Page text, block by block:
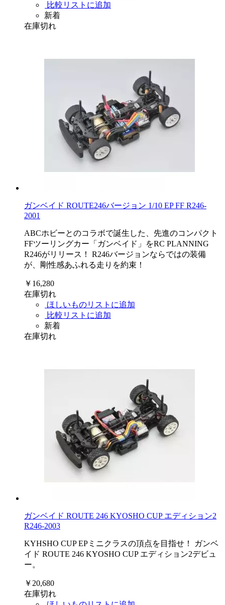
比較リストに追加
新着
在庫切れ
ガンベイド ROUTE246バージョン 1/10 EP FF R246-
2001
ABCホビーとのコラボで誕生した、先進のコンパクト
FFツーリングカー「ガンベイド」をRC PLANNING
R246がリリース！ R246バージョンならではの装備
が、剛性感あふれる走りを約束！
￥16,280
在庫切れ
ほしいものリストに追加
比較リストに追加
新着
在庫切れ
ガンベイド ROUTE 246 KYOSHO CUP エディション2
R246-2003
KYHSHO CUP EPミニクラスの頂点を目指せ！ ガンベ
イド ROUTE 246 KYOSHO CUP エディション2デビュ
ー。
￥20,680
在庫切れ